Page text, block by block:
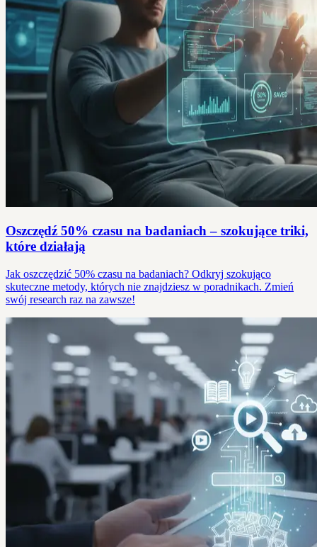
Oszczędź 50% czasu na badaniach – szokujące triki,
które działają
Jak oszczędzić 50% czasu na badaniach? Odkryj szokująco
skuteczne metody, których nie znajdziesz w poradnikach. Zmień
swój research raz na zawsze!